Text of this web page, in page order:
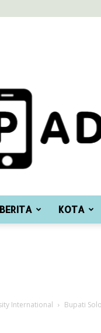
BERITA KOTA
International Bupati